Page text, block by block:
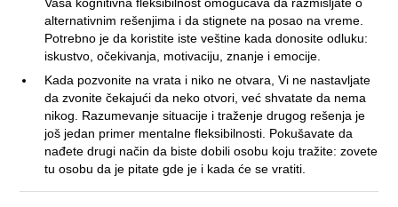
alternativnim rešenjima i da stignete na posao na vreme.
Potrebno je da koristite iste veštine kada donosite odluku:
iskustvo, očekivanja, motivaciju, znanje i emocije.
Kada pozvonite na vrata i niko ne otvara, Vi ne nastavljate
da zvonite čekajući da neko otvori, već shvatate da nema
nikog. Razumevanje situacije i traženje drugog rešenja je
još jedan primer mentalne fleksibilnosti. Pokušavate da
nađete drugi način da biste dobili osobu koju tražite: zovete
tu osobu da je pitate gde je i kada će se vratiti.